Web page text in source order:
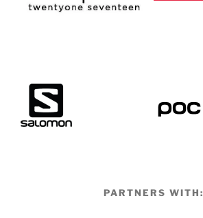
PARTNERS WITH: